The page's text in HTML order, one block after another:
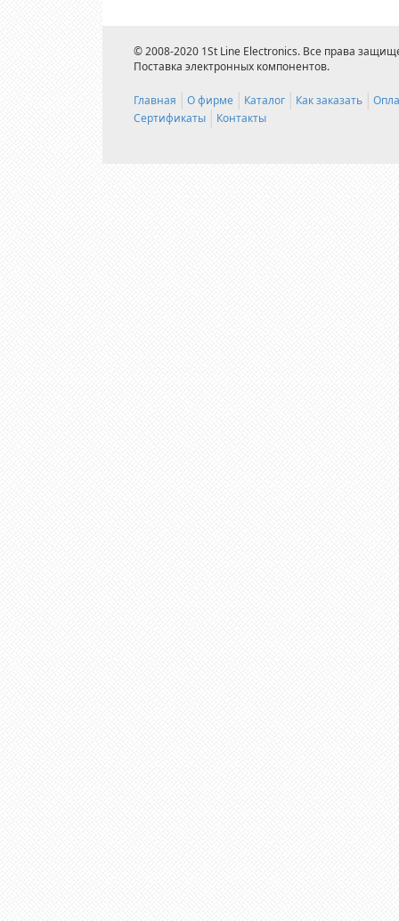
© 2008-2020 1St Line Electronics. Все права
Поставка электронных компонентов.
Главная О фирме Каталог Как заказать
Сертификаты
Контакты